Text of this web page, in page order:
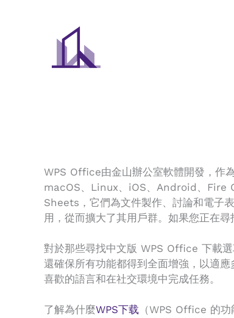
WPS Office由金山辦公室軟體開發，作
macOS、Linux、iOS、Android、Fire
Sheets，它們為文件製作、討論和電子
用，從而擴大了其用戶群。如果您正在
對於那些尋找中文版 WPS Office 下載
還確保所有功能都得到全面增強，以適
喜歡的語言和在社交環境中完成任務。
了解為什麼WPS下载 （WPS Office 的